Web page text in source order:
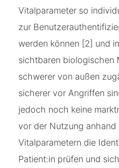
Vitalparameter so
zur
werden können [2] und
sichtbaren biologischen
schwerer von außen
sicherer vor Angriffen
jedoch noch keine
vor der Nutzung anhand
Vitalparametern die
Patient:in prüfen und